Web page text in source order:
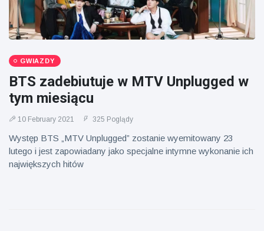
GWIAZDY
BTS zadebiutuje w MTV Unplugged w
tym miesiącu
10 February 2021 325 Poglądy
Występ BTS „MTV Unplugged” zostanie wyemitowany 23
lutego i jest zapowiadany jako specjalne intymne wykonanie ich
największych hitów